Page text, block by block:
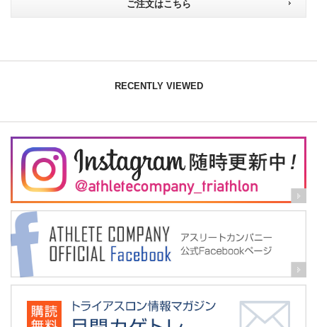
ご注文はこちら
RECENTLY VIEWED